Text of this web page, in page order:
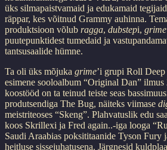
üks silmapaistvamaid ja edukamaid
räppar, kes võitnud Grammy auhinna.
produktsioon võlub ragga, dubstepi, grime
puutepunktidest tumedaid ja
tantsusaalide hümne.
Ta oli üks mõjuka grime’i grupi Roll
esimene sooloalbum “Original Dan” ilmus
koostööd on ta teinud teiste seas
produtsendiga The Bug, näiteks viimase
meistriteoses “Skeng”. Plahvatuslik edu
koos Skrillexi ja Fred again..-iga looga
Saudi Araabias poksititaanide Tyson Fury
heitluse sissejuhatusena. Järgnesid